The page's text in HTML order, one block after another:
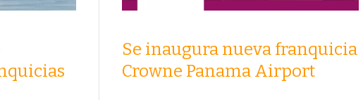
Se inaugura nueva franquicia
Crowne Panama Airport